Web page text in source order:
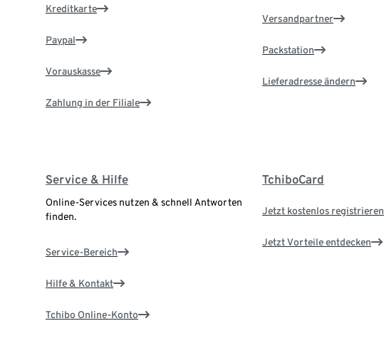
Kreditkarte
Paypal
Vorauskasse
Zahlung in der Filiale
Versandpartner
Packstation
Lieferadresse ändern
Service & Hilfe
Online-Services nutzen & schnell Antworten
finden.
Service-Bereich
Hilfe & Kontakt
Tchibo Online-Konto
TchiboCard
Jetzt kostenlos registrieren
Jetzt Vorteile entdecken